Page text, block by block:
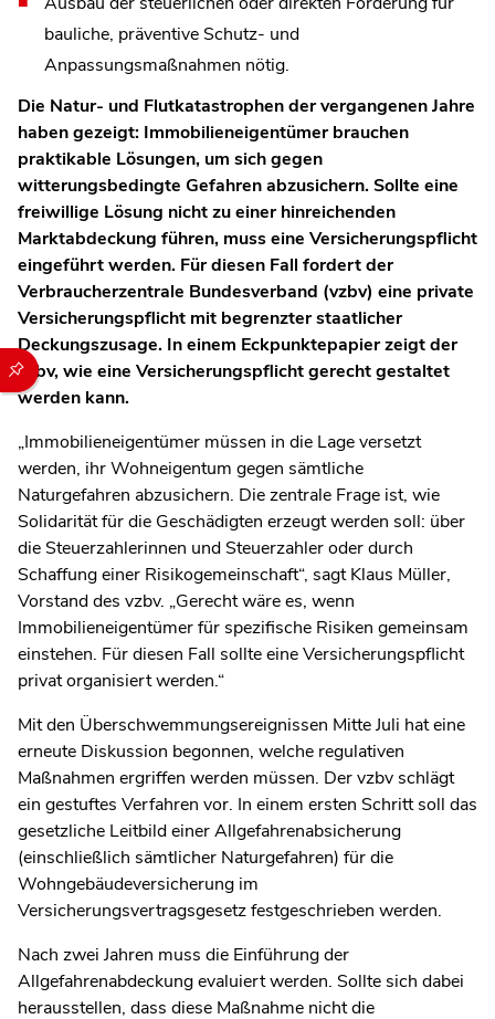
Durch die folgenden Buttons können Sie direkt auf einen
bauliche, präventive Schutz- und
Anpassungsmaßnahmen nötig.
Die Natur- und Flutkatastrophen der vergangenen Jahre
haben gezeigt: Immobilieneigentümer brauchen
praktikable Lösungen, um sich gegen
witterungsbedingte Gefahren abzusichern. Sollte eine
freiwillige Lösung nicht zu einer hinreichenden
Marktabdeckung führen, muss eine Versicherungspflicht
eingeführt werden. Für diesen Fall fordert der
Verbraucherzentrale Bundesverband (vzbv) eine private
Versicherungspflicht mit begrenzter staatlicher
Deckungszusage. In einem Eckpunktepapier zeigt der
vzbv, wie eine Versicherungspflicht gerecht gestaltet
werden kann.
„Immobilieneigentümer müssen in die Lage versetzt
werden, ihr Wohneigentum gegen sämtliche
Naturgefahren abzusichern. Die zentrale Frage ist, wie
Solidarität für die Geschädigten erzeugt werden soll: über
die Steuerzahlerinnen und Steuerzahler oder durch
Schaffung einer Risikogemeinschaft“, sagt Klaus Müller,
Vorstand des vzbv. „Gerecht wäre es, wenn
Immobilieneigentümer für spezifische Risiken gemeinsam
einstehen. Für diesen Fall sollte eine Versicherungspflicht
privat organisiert werden.“
Mit den Überschwemmungsereignissen Mitte Juli hat eine
erneute Diskussion begonnen, welche regulativen
Maßnahmen ergriffen werden müssen. Der vzbv schlägt
ein gestuftes Verfahren vor. In einem ersten Schritt soll das
gesetzliche Leitbild einer Allgefahrenabsicherung
(einschließlich sämtlicher Naturgefahren) für die
Wohngebäudeversicherung im
Versicherungsvertragsgesetz festgeschrieben werden.
Nach zwei Jahren muss die Einführung der
Allgefahrenabdeckung evaluiert werden. Sollte sich dabei
herausstellen, dass diese Maßnahme nicht die